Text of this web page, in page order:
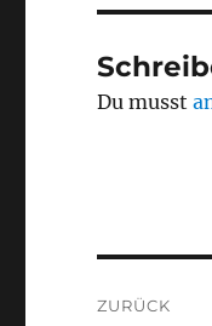
Du musst
ZURÜCK